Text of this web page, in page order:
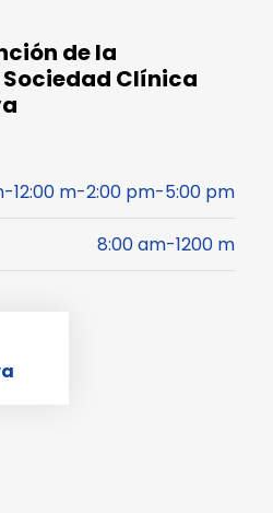
de la
Sociedad Clínica
12:00 m-2:00 pm-5:00 pm
8:00 am-1200 m